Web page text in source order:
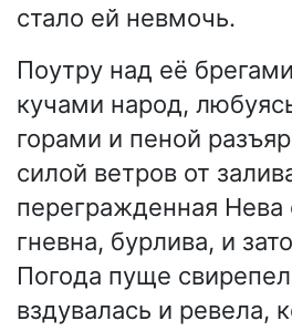
стало ей невмочь.
Поутру над её
кучами народ,
горами и пеной
силой ветров от
перегражденная Нева
гневна, бурлива, и
Погода пуще
вздувалась и ревела,